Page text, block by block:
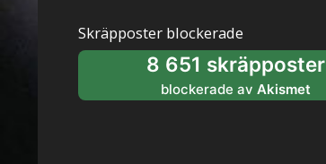
Skräpposter blockerade
8 651 skräpposter
blockerade av Akismet